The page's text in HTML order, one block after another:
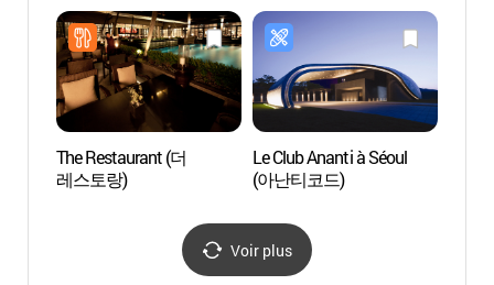
The Restaurant (더
레스토랑)
Le Club Ananti à Séoul
(아난티코드)
Voir plus